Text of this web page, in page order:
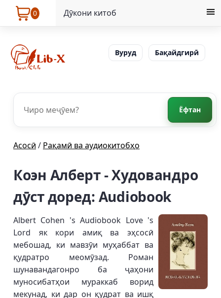
0 Дӯкони китоб
Вуруд Бақайдгирӣ
Ёфтан
Асосӣ / Рақамӣ ва аудиокитобҳо
Коэн Алберт - Худовандро
дӯст доред: Audiobook
Albert Cohen 's Audiobook Love 's
Lord як кори амиқ ва эҳсосӣ
мебошад, ки мавзӯи муҳаббат ва
қудратро меомӯзад. Роман
шунавандагонро ба ҷаҳони
муносибатҳои мураккаб ворид
мекунад, ки дар он қудрат ва ишқ